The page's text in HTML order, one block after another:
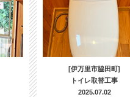
[伊万里市脇田町]
トイレ取替工事
2025.07.02